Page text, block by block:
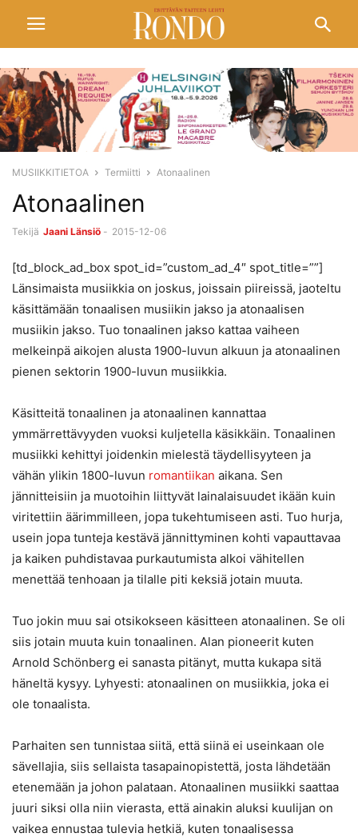
MUSIIKKITIETOA Termiitti Atonaalinen
Atonaalinen
Tekijä Jaani Länsiö - 2015-12-06
[td_block_ad_box spot_id=”custom_ad_4″ spot_title=””]
Länsimaista musiikkia on joskus, joissain piireissä, jaoteltu
käsittämään tonaalisen musiikin jakso ja atonaalisen
musiikin jakso. Tuo tonaalinen jakso kattaa vaiheen
melkeinpä aikojen alusta 1900-luvun alkuun ja atonaalinen
pienen sektorin 1900-luvun musiikkia.
Käsitteitä tonaalinen ja atonaalinen kannattaa
ymmärrettävyyden vuoksi kuljetella käsikkäin. Tonaalinen
musiikki kehittyi joidenkin mielestä täydellisyyteen ja
vähän ylikin 1800-luvun romantiikan aikana. Sen
jännitteisiin ja muotoihin liittyvät lainalaisuudet ikään kuin
viritettiin äärimmilleen, jopa tukehtumiseen asti. Tuo hurja,
usein jopa tunteja kestävä jännittyminen kohti vapauttavaa
ja kaiken puhdistavaa purkautumista alkoi vähitellen
menettää tenhoaan ja tilalle piti keksiä jotain muuta.
Tuo jokin muu sai otsikokseen käsitteen atonaalinen. Se oli
siis jotain muuta kuin tonaalinen. Alan pioneerit kuten
Arnold Schönberg ei sanasta pitänyt, mutta kukapa sitä
häneltä kysyy. Lyhyesti: atonaalinen on musiikkia, joka ei
ole tonaalista.
Parhaiten sen tunnistaa siitä, että siinä ei useinkaan ole
sävellajia, siis sellaista tasapainopistettä, josta lähdetään
etenemään ja johon palataan. Atonaalinen musiikki saattaa
juuri siksi olla niin vierasta, että ainakin aluksi kuulijan on
vaikea ennustaa tulevia hetkiä, kuten tonaalisessa